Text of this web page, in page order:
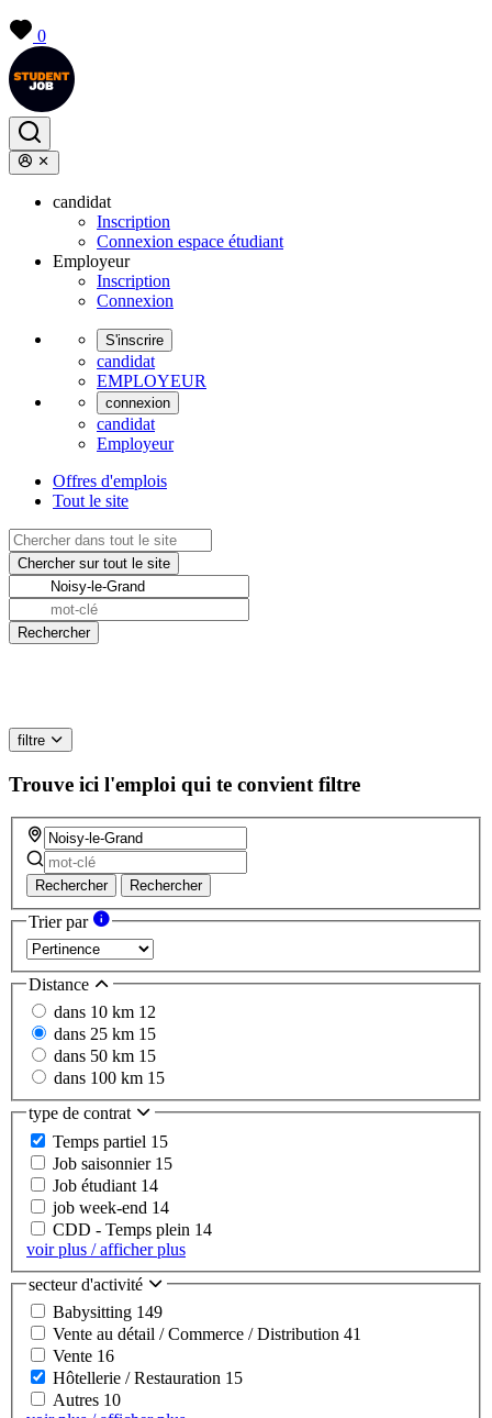
0
candidat
Inscription
Connexion espace étudiant
Employeur
Inscription
Connexion
S'inscrire
candidat
EMPLOYEUR
connexion
candidat
Employeur
Offres d'emplois
Tout le site
filtre
Trouve ici l'emploi qui te convient filtre
Rechercher Rechercher
Trier par
Distance
dans 10 km 12
dans 25 km 15
dans 50 km 15
dans 100 km 15
type de contrat
Temps partiel 15
Job saisonnier 15
Job étudiant 14
job week-end 14
CDD - Temps plein 14
voir plus / afficher plus
secteur d'activité
Babysitting 149
Vente au détail / Commerce / Distribution 41
Vente 16
Hôtellerie / Restauration 15
Autres 10